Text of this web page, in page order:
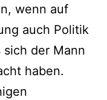
wenn auf
auch Politik
sich der Mann
haben.